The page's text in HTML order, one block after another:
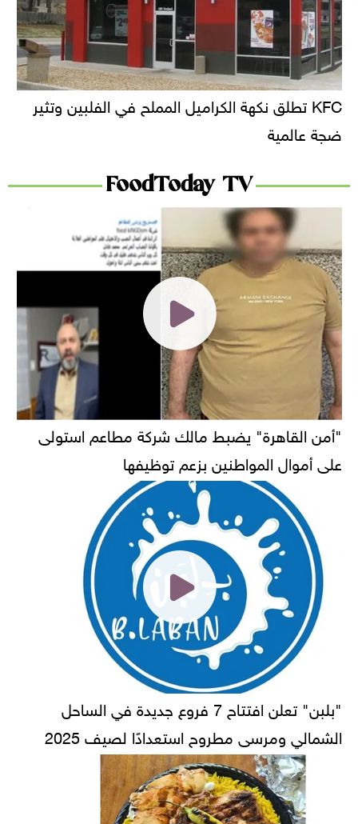
KFC تطلق نكهة الكراميل المملح في الفلبين وتثير
ضجة عالمية
FoodToday TV
"أمن القاهرة" يضبط مالك شركة مطاعم استولى
على أموال المواطنين بزعم توظيفها
"بلبن" تعلن افتتاح 7 فروع جديدة في الساحل
الشمالي ومرسى مطروح استعدادًا لصيف 2025